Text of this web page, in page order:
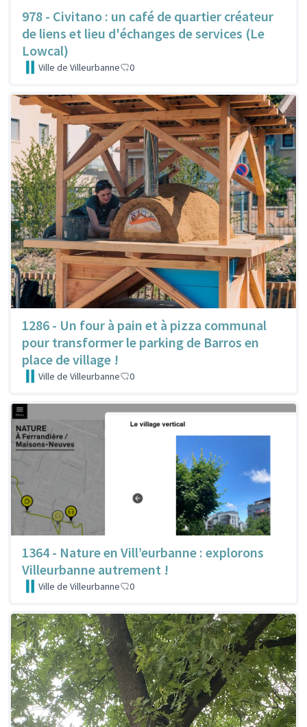
978 - Civitano : un café de quartier créateur
de liens et lieu d'échanges de services (Le
Lowcal)
Ville de Villeurbanne 0
1286 - Un four à pain et à pizza communal
pour transformer le parking de Barros en
place de village !
Ville de Villeurbanne 0
1364 - Nature en Vill’eurbanne : explorons
Villeurbanne autrement !
Ville de Villeurbanne 0